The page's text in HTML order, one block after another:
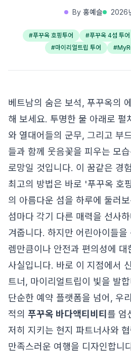
By 홍예슬 2026
#푸꾸옥 호핑투어 #푸꾸옥 4섬 투어
#마이리얼트립 투어 #
베트남의 숨은 보석, 푸꾸옥의
해 보세요. 투명한 물 아래로 펼
와 열대어들의 군무, 그리고 부
들과 함께 웃음꽃을 피우는 모
로망일 것입니다. 이 꿈같은 경
최고의 방법은 바로 '푸꾸옥 호
의 아름다운 섬을 하루에 둘러
섬마다 각기 다른 매력을 선사
겨줍니다. 하지만 어린아이들을
렘만큼이나 안전과 편의성에 대
사실입니다. 바로 이 지점에서
트너, 마이리얼트립이 빛을 발
단순한 예약 플랫폼을 넘어, 우
적의 푸꾸옥 바다액티비티 를 엄
저히 지키는 현지 파트너사와
만족스러운 여행을 디자인합니